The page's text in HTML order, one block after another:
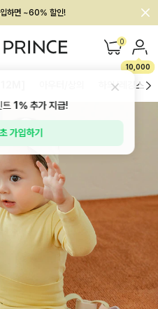
원 혜택
0
10,000
하의/레깅스
트1%추가 지급!
가입하기